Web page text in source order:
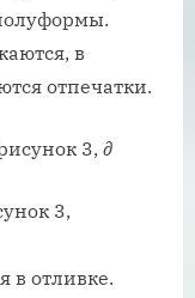
в
отпечатки.
3, д
3,
в отливке.